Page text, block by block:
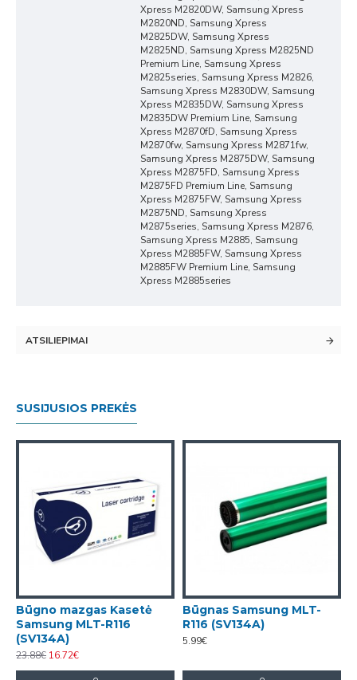
Xpress M2820DW, Samsung Xpress
M2820ND, Samsung Xpress
M2825DW, Samsung Xpress
M2825ND, Samsung Xpress M2825ND
Premium Line, Samsung Xpress
M2825series, Samsung Xpress M2826,
Samsung Xpress M2830DW, Samsung
Xpress M2835DW, Samsung Xpress
M2835DW Premium Line, Samsung
Xpress M2870fD, Samsung Xpress
M2870fw, Samsung Xpress M2871fw,
Samsung Xpress M2875DW, Samsung
Xpress M2875FD, Samsung Xpress
M2875FD Premium Line, Samsung
Xpress M2875FW, Samsung Xpress
M2875ND, Samsung Xpress
M2875series, Samsung Xpress M2876,
Samsung Xpress M2885, Samsung
Xpress M2885FW, Samsung Xpress
M2885FW Premium Line, Samsung
Xpress M2885series
ATSILIEPIMAI
SUSIJUSIOS PREKĖS
Būgno mazgas Kasetė
Samsung MLT-R116
(SV134A)
23.88€ 16.72€
Būgnas Samsung MLT-
R116 (SV134A)
5.99€